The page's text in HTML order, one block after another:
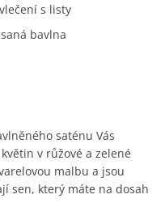
s listy
bavlna
saténu Vás
v růžové a zelené
malbu a jsou
sen, který máte na dosah